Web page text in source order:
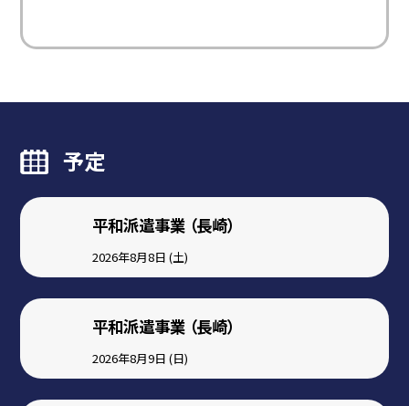
予定
平和派遣事業 （長崎）
2026年8月8日 (土)
平和派遣事業 （長崎）
2026年8月9日 (日)